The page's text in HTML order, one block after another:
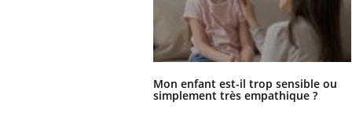
Mon enfant est-il trop sensible ou
simplement très empathique ?